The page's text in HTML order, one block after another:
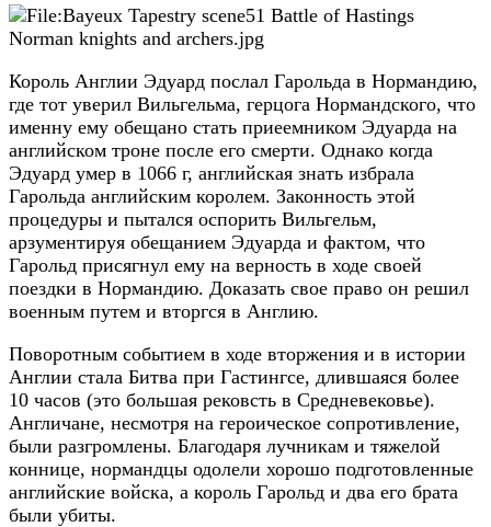
Король Англии Эдуард послал Гарольда в Нормандию,
где тот уверил Вильгельма, герцога Нормандского, что
именну ему обещано стать приеемником Эдуарда на
английском троне после его смерти. Однако когда
Эдуард умер в 1066 г, английская знать избрала
Гарольда английским королем. Законность этой
процедуры и пытался оспорить Вильгельм,
арзументируя обещанием Эдуарда и фактом, что
Гарольд присягнул ему на верность в ходе своей
поездки в Нормандию. Доказать свое право он решил
военным путем и вторгся в Англию.
Поворотным событием в ходе вторжения и в истории
Англии стала Битва при Гастингсе, длившаяся более
10 часов (это большая рековсть в Средневековье).
Англичане, несмотря на героическое сопротивление,
были разгромлены. Благодаря лучникам и тяжелой
коннице, нормандцы одолели хорошо подготовленные
английские войска, а король Гарольд и два его брата
были убиты.